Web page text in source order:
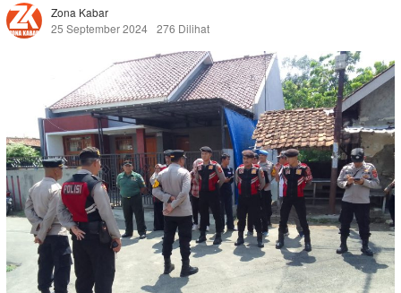
Zona Kabar
25 September 2024 276 Dilihat